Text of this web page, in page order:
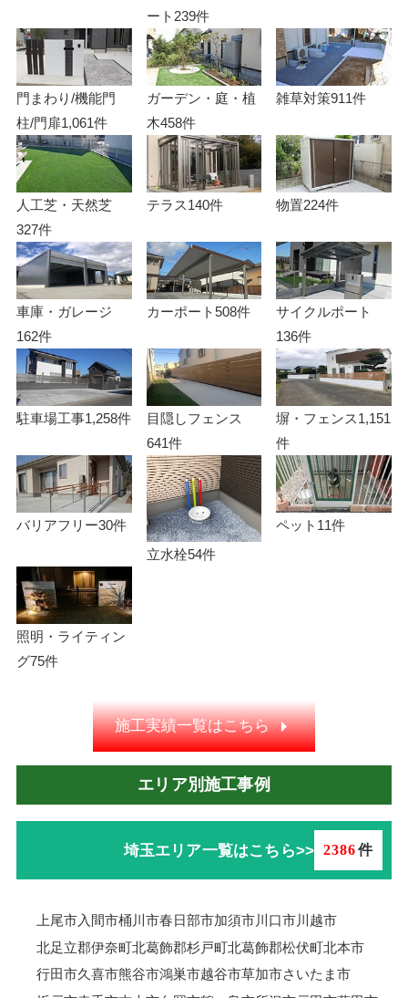
ート 239件
門まわり/機能門
柱/門扉1,061件
ガーデン・庭・植
木458件
雑草対策911件
人工芝・天然芝
327件
テラス140件 物置224件
車庫・ガレージ
162件
カーポート508件
サイクルポート
136件
駐車場工事1,258件
目隠しフェンス
641件
塀・フェンス1,151
件
バリアフリー30件
立水栓54件
ペット 11件
照明・ライティン
グ75件
施工実績一覧はこちら
エリア別施工事例
埼玉エリア一覧はこちら>> 2386件
上尾市入間市桶川市春日部市加須市川口市川越市
北足立郡伊奈町北葛飾郡杉戸町北葛飾郡松伏町北本市
行田市久喜市熊谷市鴻巣市越谷市草加市さいたま市